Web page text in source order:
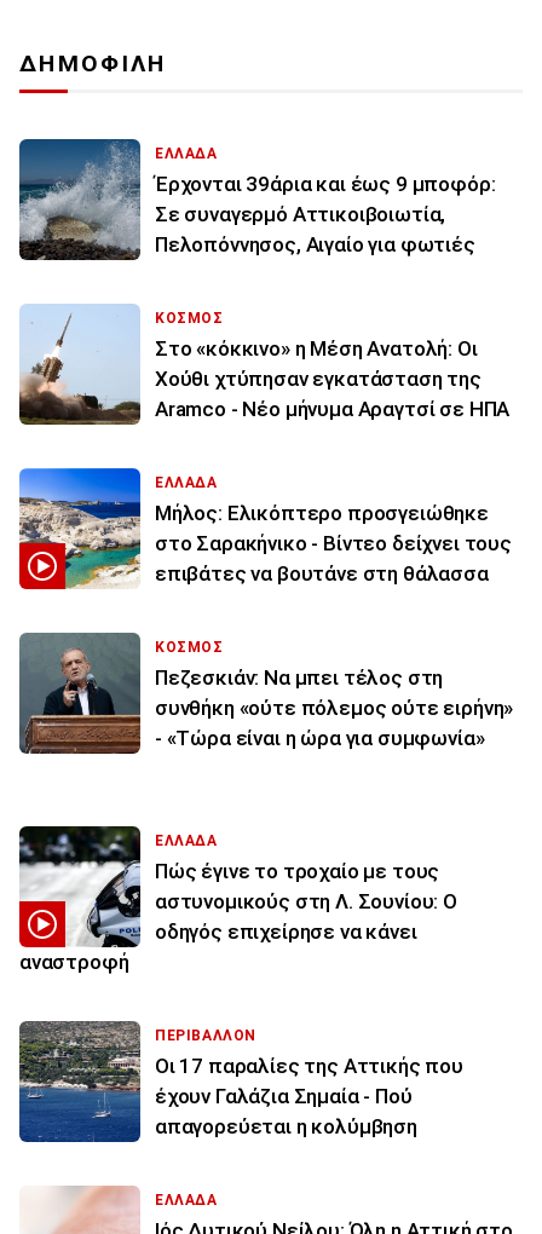
ΔΗΜΟΦΙΛΗ
ΕΛΛΑΔΑ
Έρχονται 39άρια και έως 9 μποφόρ:
Σε συναγερμό Αττικοιβοιωτία,
Πελοπόννησος, Αιγαίο για φωτιές
ΚΟΣΜΟΣ
Στο «κόκκινο» η Μέση Ανατολή: Οι
Χούθι χτύπησαν εγκατάσταση της
Aramco - Νέο μήνυμα Αραγτσί σε ΗΠΑ
ΕΛΛΑΔΑ
Μήλος: Ελικόπτερο προσγειώθηκε
στο Σαρακήνικο - Βίντεο δείχνει τους
επιβάτες να βουτάνε στη θάλασσα
ΚΟΣΜΟΣ
Πεζεσκιάν: Να μπει τέλος στη
συνθήκη «ούτε πόλεμος ούτε ειρήνη»
- «Τώρα είναι η ώρα για συμφωνία»
ΕΛΛΑΔΑ
Πώς έγινε το τροχαίο με τους
αστυνομικούς στη Λ. Σουνίου: Ο
οδηγός επιχείρησε να κάνει
αναστροφή
ΠΕΡΙΒΑΛΛΟΝ
Οι 17 παραλίες της Αττικής που
έχουν Γαλάζια Σημαία - Πού
απαγορεύεται η κολύμβηση
ΕΛΛΑΔΑ